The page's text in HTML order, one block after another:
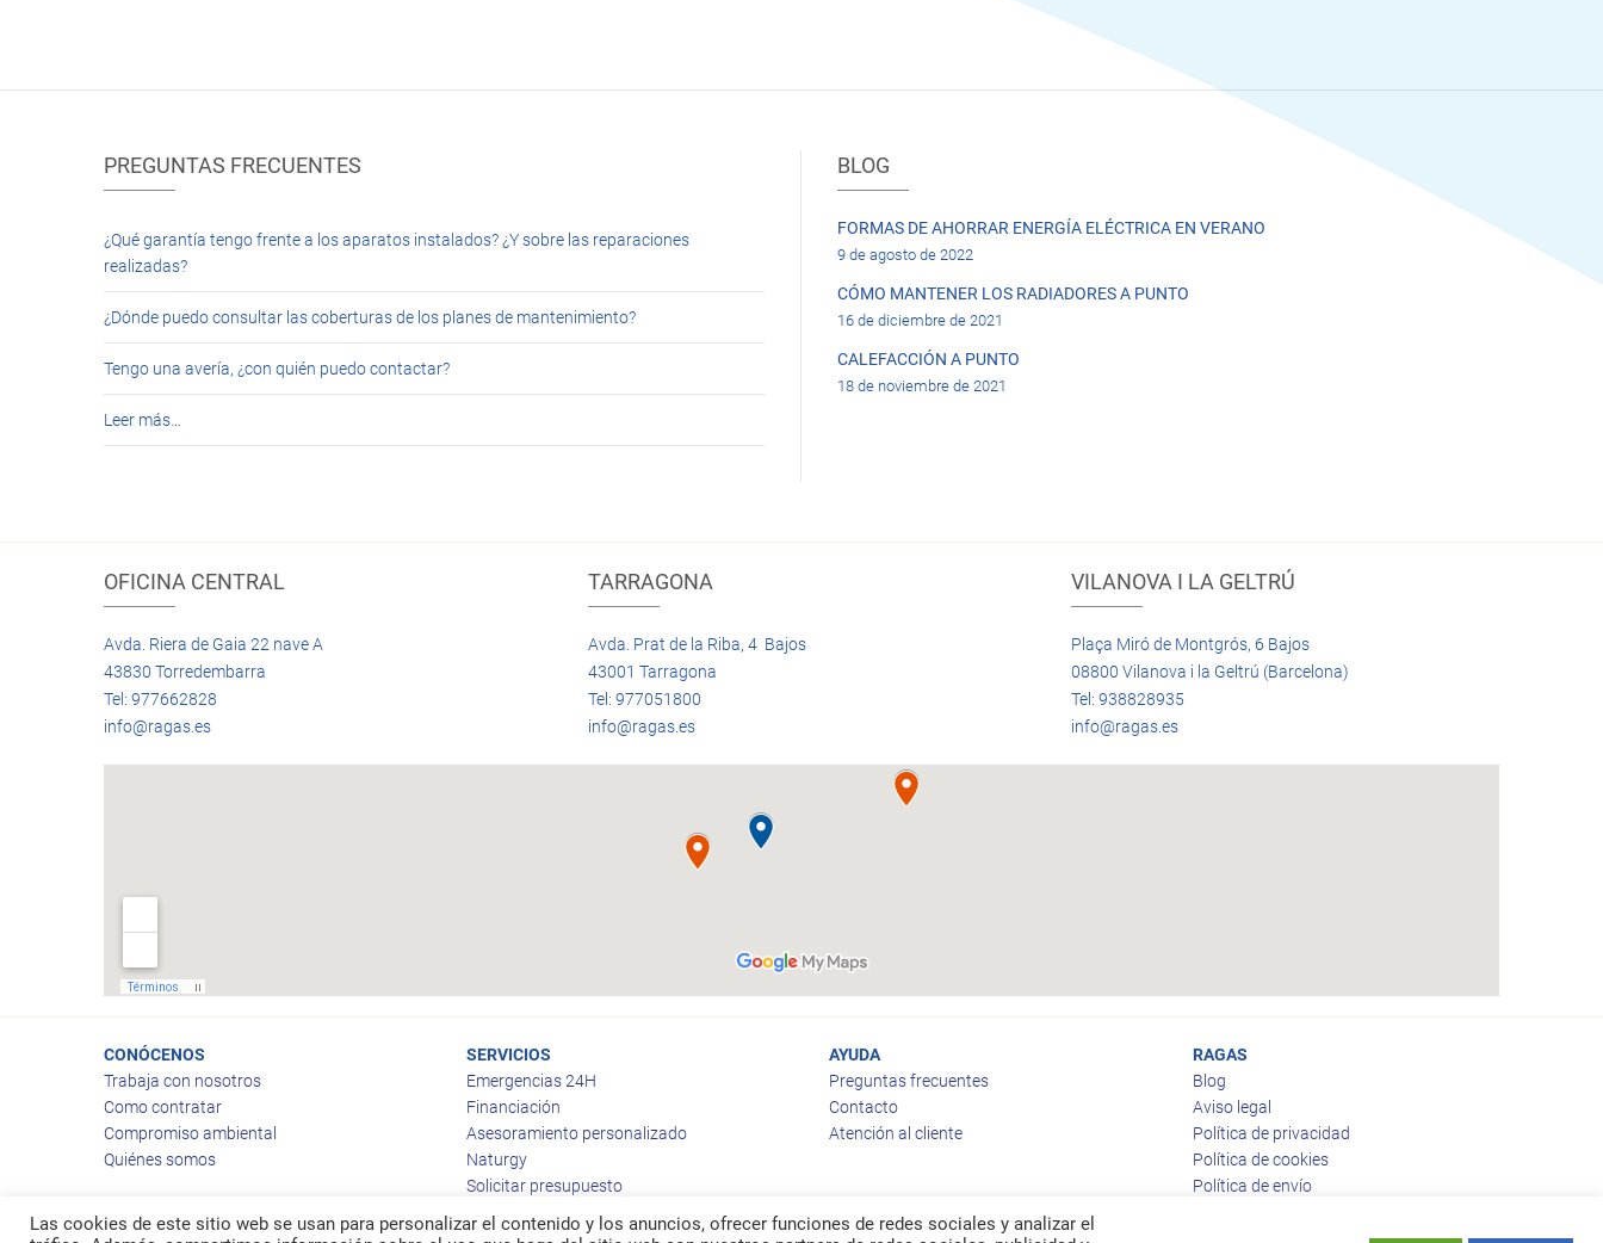
PREGUNTAS FRECUENTES
¿Qué garantía tengo frente a los aparatos instalados? ¿Y sobre las reparaciones
realizadas?
¿Dónde puedo consultar las coberturas de los planes de mantenimiento?
Tengo una avería, ¿con quién puedo contactar?
Leer más…
BLOG
FORMAS DE AHORRAR ENERGÍA ELÉCTRICA EN VERANO
9 de agosto de 2022
CÓMO MANTENER LOS RADIADORES A PUNTO
16 de diciembre de 2021
CALEFACCIÓN A PUNTO
18 de noviembre de 2021
OFICINA CENTRAL
Avda. Riera de Gaia 22 nave A
43830 Torredembarra
Tel: 977662828
info@ragas.es
TARRAGONA
Avda. Prat de la Riba, 4 Bajos
43001 Tarragona
Tel: 977051800
info@ragas.es
VILANOVA I LA GELTRÚ
Plaça Miró de Montgrós, 6 Bajos
08800 Vilanova i la Geltrú (Barcelona)
Tel: 938828935
info@ragas.es
CONÓCENOS
Trabaja con nosotros
Como contratar
Compromiso ambiental
Quiénes somos
SERVICIOS
Emergencias 24H
Financiación
Asesoramiento personalizado
Naturgy
Solicitar presupuesto
AYUDA
Preguntas frecuentes
Contacto
Atención al cliente
RAGAS
Blog
Aviso legal
Política de privacidad
Política de cookies
Política de envío
Las cookies de este sitio web se usan para personalizar el contenido y los anuncios, ofrecer funciones de redes sociales y analizar el